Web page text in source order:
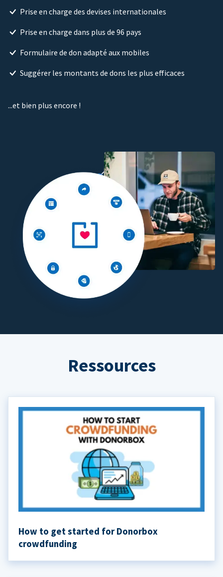
Prise en charge des devises internationales
Prise en charge dans plus de 96 pays
Formulaire de don adapté aux mobiles
Suggérer les montants de dons les plus efficaces
...et bien plus encore !
Ressources
How to get started for Donorbox
crowdfunding